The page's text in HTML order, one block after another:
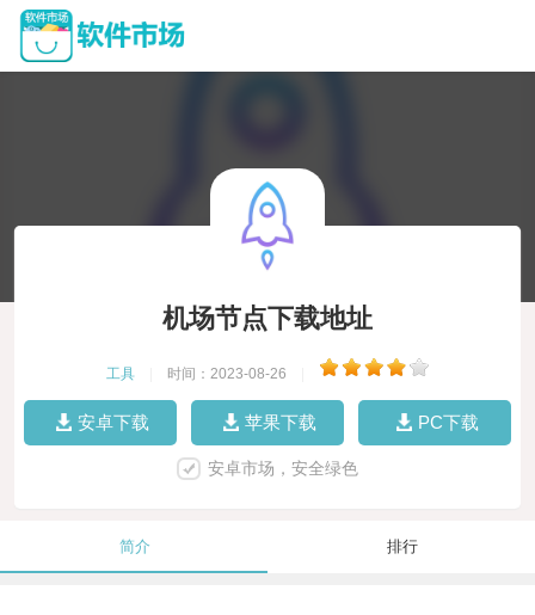
机场节点下载地址
工具 时间：2023-08-26
安卓下载 苹果下载 PC下载
安卓市场，安全绿色
简介 排行